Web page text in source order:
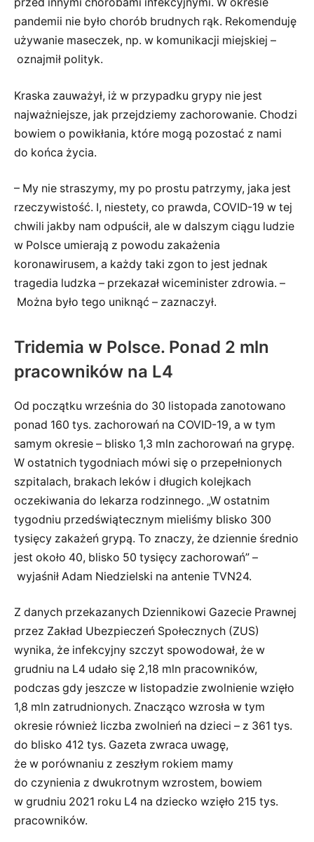
przed innymi chorobami infekcyjnymi. W okresie
pandemii nie było chorób brudnych rąk. Rekomenduję
używanie maseczek, np. w komunikacji miejskiej –
oznajmił polityk.
Kraska zauważył, iż w przypadku grypy nie jest
najważniejsze, jak przejdziemy zachorowanie. Chodzi
bowiem o powikłania, które mogą pozostać z nami
do końca życia.
– My nie straszymy, my po prostu patrzymy, jaka jest
rzeczywistość. I, niestety, co prawda, COVID-19 w tej
chwili jakby nam odpuścił, ale w dalszym ciągu ludzie
w Polsce umierają z powodu zakażenia
koronawirusem, a każdy taki zgon to jest jednak
tragedia ludzka – przekazał wiceminister zdrowia. –
Można było tego uniknąć – zaznaczył.
Tridemia w Polsce. Ponad 2 mln
pracowników na L4
Od początku września do 30 listopada zanotowano
ponad 160 tys. zachorowań na COVID-19, a w tym
samym okresie – blisko 1,3 mln zachorowań na grypę.
W ostatnich tygodniach mówi się o przepełnionych
szpitalach, brakach leków i długich kolejkach
oczekiwania do lekarza rodzinnego. „W ostatnim
tygodniu przedświątecznym mieliśmy blisko 300
tysięcy zakażeń grypą. To znaczy, że dziennie średnio
jest około 40, blisko 50 tysięcy zachorowań” –
wyjaśnił Adam Niedzielski na antenie TVN24.
Z danych przekazanych Dziennikowi Gazecie Prawnej
przez Zakład Ubezpieczeń Społecznych (ZUS)
wynika, że infekcyjny szczyt spowodował, że w
grudniu na L4 udało się 2,18 mln pracowników,
podczas gdy jeszcze w listopadzie zwolnienie wzięło
1,8 mln zatrudnionych. Znacząco wzrosła w tym
okresie również liczba zwolnień na dzieci – z 361 tys.
do blisko 412 tys. Gazeta zwraca uwagę,
że w porównaniu z zeszłym rokiem mamy
do czynienia z dwukrotnym wzrostem, bowiem
w grudniu 2021 roku L4 na dziecko wzięło 215 tys.
pracowników.